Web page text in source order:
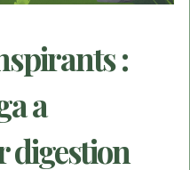
:
a
digestion